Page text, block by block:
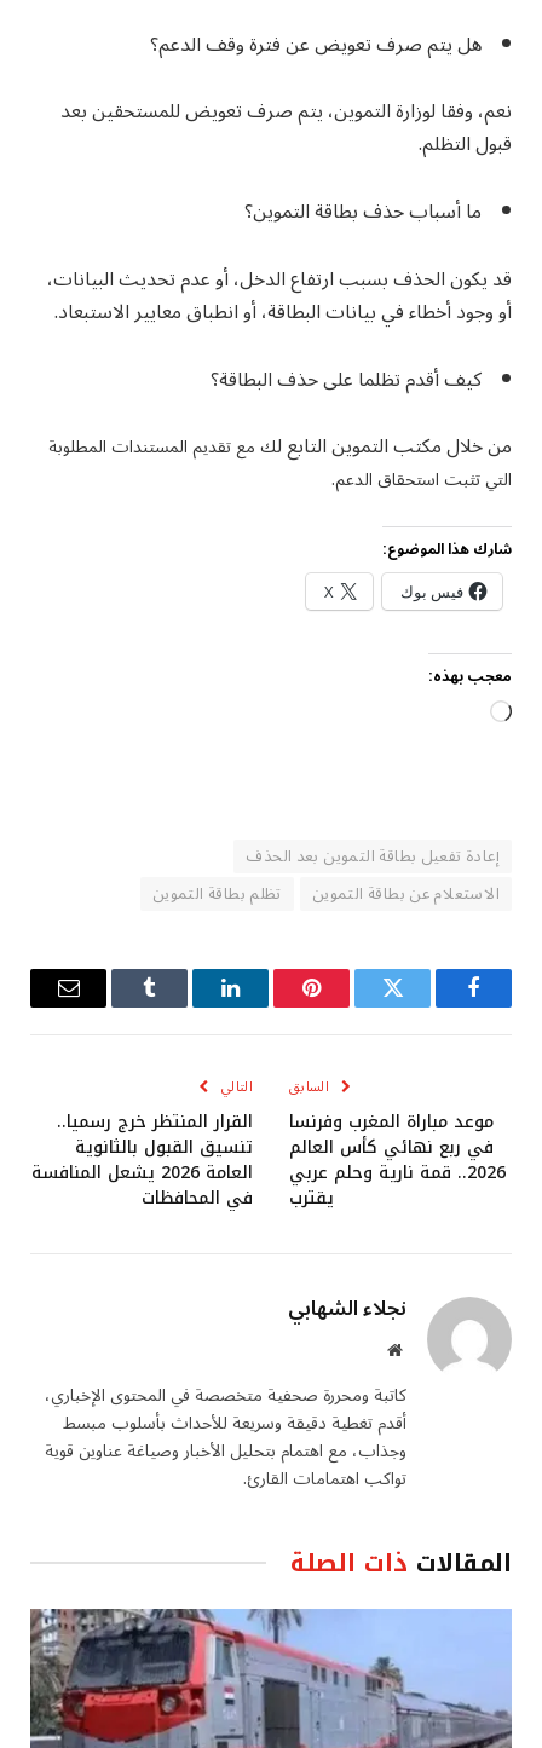
هل يتم صرف تعويض عن فترة وقف الدعم؟
نعم، وفقا لوزارة التموين، يتم صرف تعويض للمستحقين بعد
قبول التظلم.
ما أسباب حذف بطاقة التموين؟
قد يكون الحذف بسبب ارتفاع الدخل، أو عدم تحديث البيانات،
أو وجود أخطاء في بيانات البطاقة، أو انطباق معايير الاستبعاد.
كيف أقدم تظلما على حذف البطاقة؟
من خلال مكتب التموين التابع لك مع تقديم المستندات المطلوبة
التي تثبت استحقاق الدعم.
شارك هذا الموضوع:
فيس بوك X
معجب بهذه:
جاري
إعادة تفعيل بطاقة التموين بعد الحذف
الاستعلام عن بطاقة التموين
تظلم بطاقة التموين
فيسبوك تويتر بينتيريستلينكدإن Tumblr
البريد
السابق
موعد مباراة المغرب وفرنسا
في ربع نهائي كأس العالم
2026.. قمة نارية وحلم عربي
يقترب
التالي
القرار المنتظر خرج رسميا..
تنسيق القبول بالثانوية
العامة 2026 يشعل المنافسة
في المحافظات
نجلاء الشهابي
موقع
كاتبة ومحررة صحفية متخصصة في المحتوى الإخباري،
أقدم تغطية دقيقة وسريعة للأحداث بأسلوب مبسط
وجذاب، مع اهتمام بتحليل الأخبار وصياغة عناوين قوية
تواكب اهتمامات القارئ.
المقالات ذات الصلة